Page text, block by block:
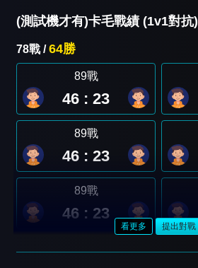
(測試機才有)卡毛戰績 (1v1對抗)
78戰 /64勝
89戰
46 : 23
89戰
46 : 23
89戰
46 : 23
看更多 提出對戰